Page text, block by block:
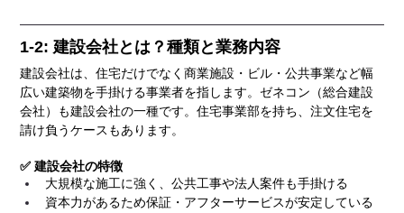
1-2: 建設会社とは？種類と業務内容
建設会社は、住宅だけでなく商業施設・ビル・公共事業など幅
広い建築物を手掛ける事業者を指します。ゼネコン（総合建設
会社）も建設会社の一種です。住宅事業部を持ち、注文住宅を
請け負うケースもあります。
✅ 建設会社の特徴
大規模な施工に強く、公共工事や法人案件も手掛ける
資本力があるため保証・アフターサービスが安定している